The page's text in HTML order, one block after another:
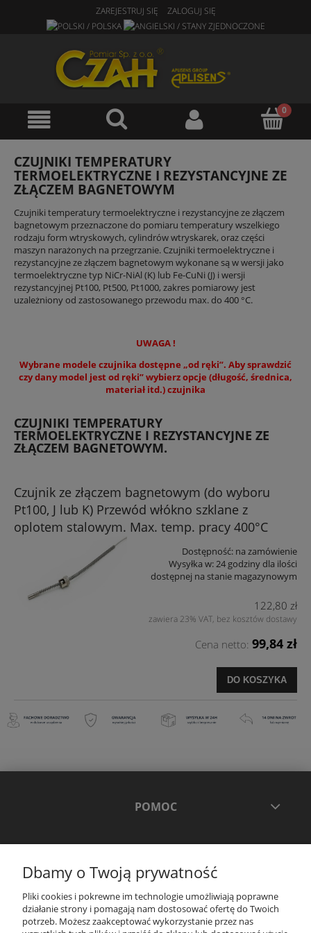
ZAREJESTRUJ SIĘ ZALOGUJ SIĘ
CZUJNIKI TEMPERATURY
TERMOELEKTRYCZNE I REZYSTANCYJNE ZE
ZŁĄCZEM BAGNETOWYM
Czujniki temperatury termoelektryczne i rezystancyjne ze złączem
bagnetowym przeznaczone do pomiaru temperatury wszelkiego
rodzaju form wtryskowych, cylindrów wtryskarek, oraz części
maszyn narażonych na przegrzanie. Czujniki termoelektryczne i
rezystancyjne ze złączem bagnetowym wykonane są w wersji jako
termoelektryczne typ NiCr-NiAl (K) lub Fe-CuNi (J) i wersji
rezystancyjnej Pt100, Pt500, Pt1000, zakres pomiarowy jest
uzależniony od zastosowanego przewodu max. do 400 °C.
UWAGA !
Wybrane modele czujnika dostępne „od ręki”. Aby sprawdzić
czy dany model jest od ręki” wybierz opcje (długość, średnica,
materiał itd.) czujnika
CZUJNIKI TEMPERATURY
TERMOELEKTRYCZNE I REZYSTANCYJNE ZE
ZŁĄCZEM BAGNETOWYM.
Czujnik ze złączem bagnetowym (do wyboru
Pt100, J lub K) Przewód włókno szklane z
oplotem stalowym. Max. temp. pracy 400°C
Dostępność: na zamówienie
Wysyłka w:24 godziny dla ilości
dostępnej na stanie magazynowym
122,80 zł
zawiera 23% VAT, bez kosztów dostawy
Cena netto: 99,84 zł
DO KOSZYKA
POMOC
MOJE KONTO
PŁATNOŚCI I DOSTAWA
Dbamy o Twoją prywatność
Pliki cookies i pokrewne im technologie umożliwiają poprawne
działanie strony i pomagają nam dostosować ofertę do Twoich
potrzeb. Możesz zaakceptować wykorzystanie przez nas